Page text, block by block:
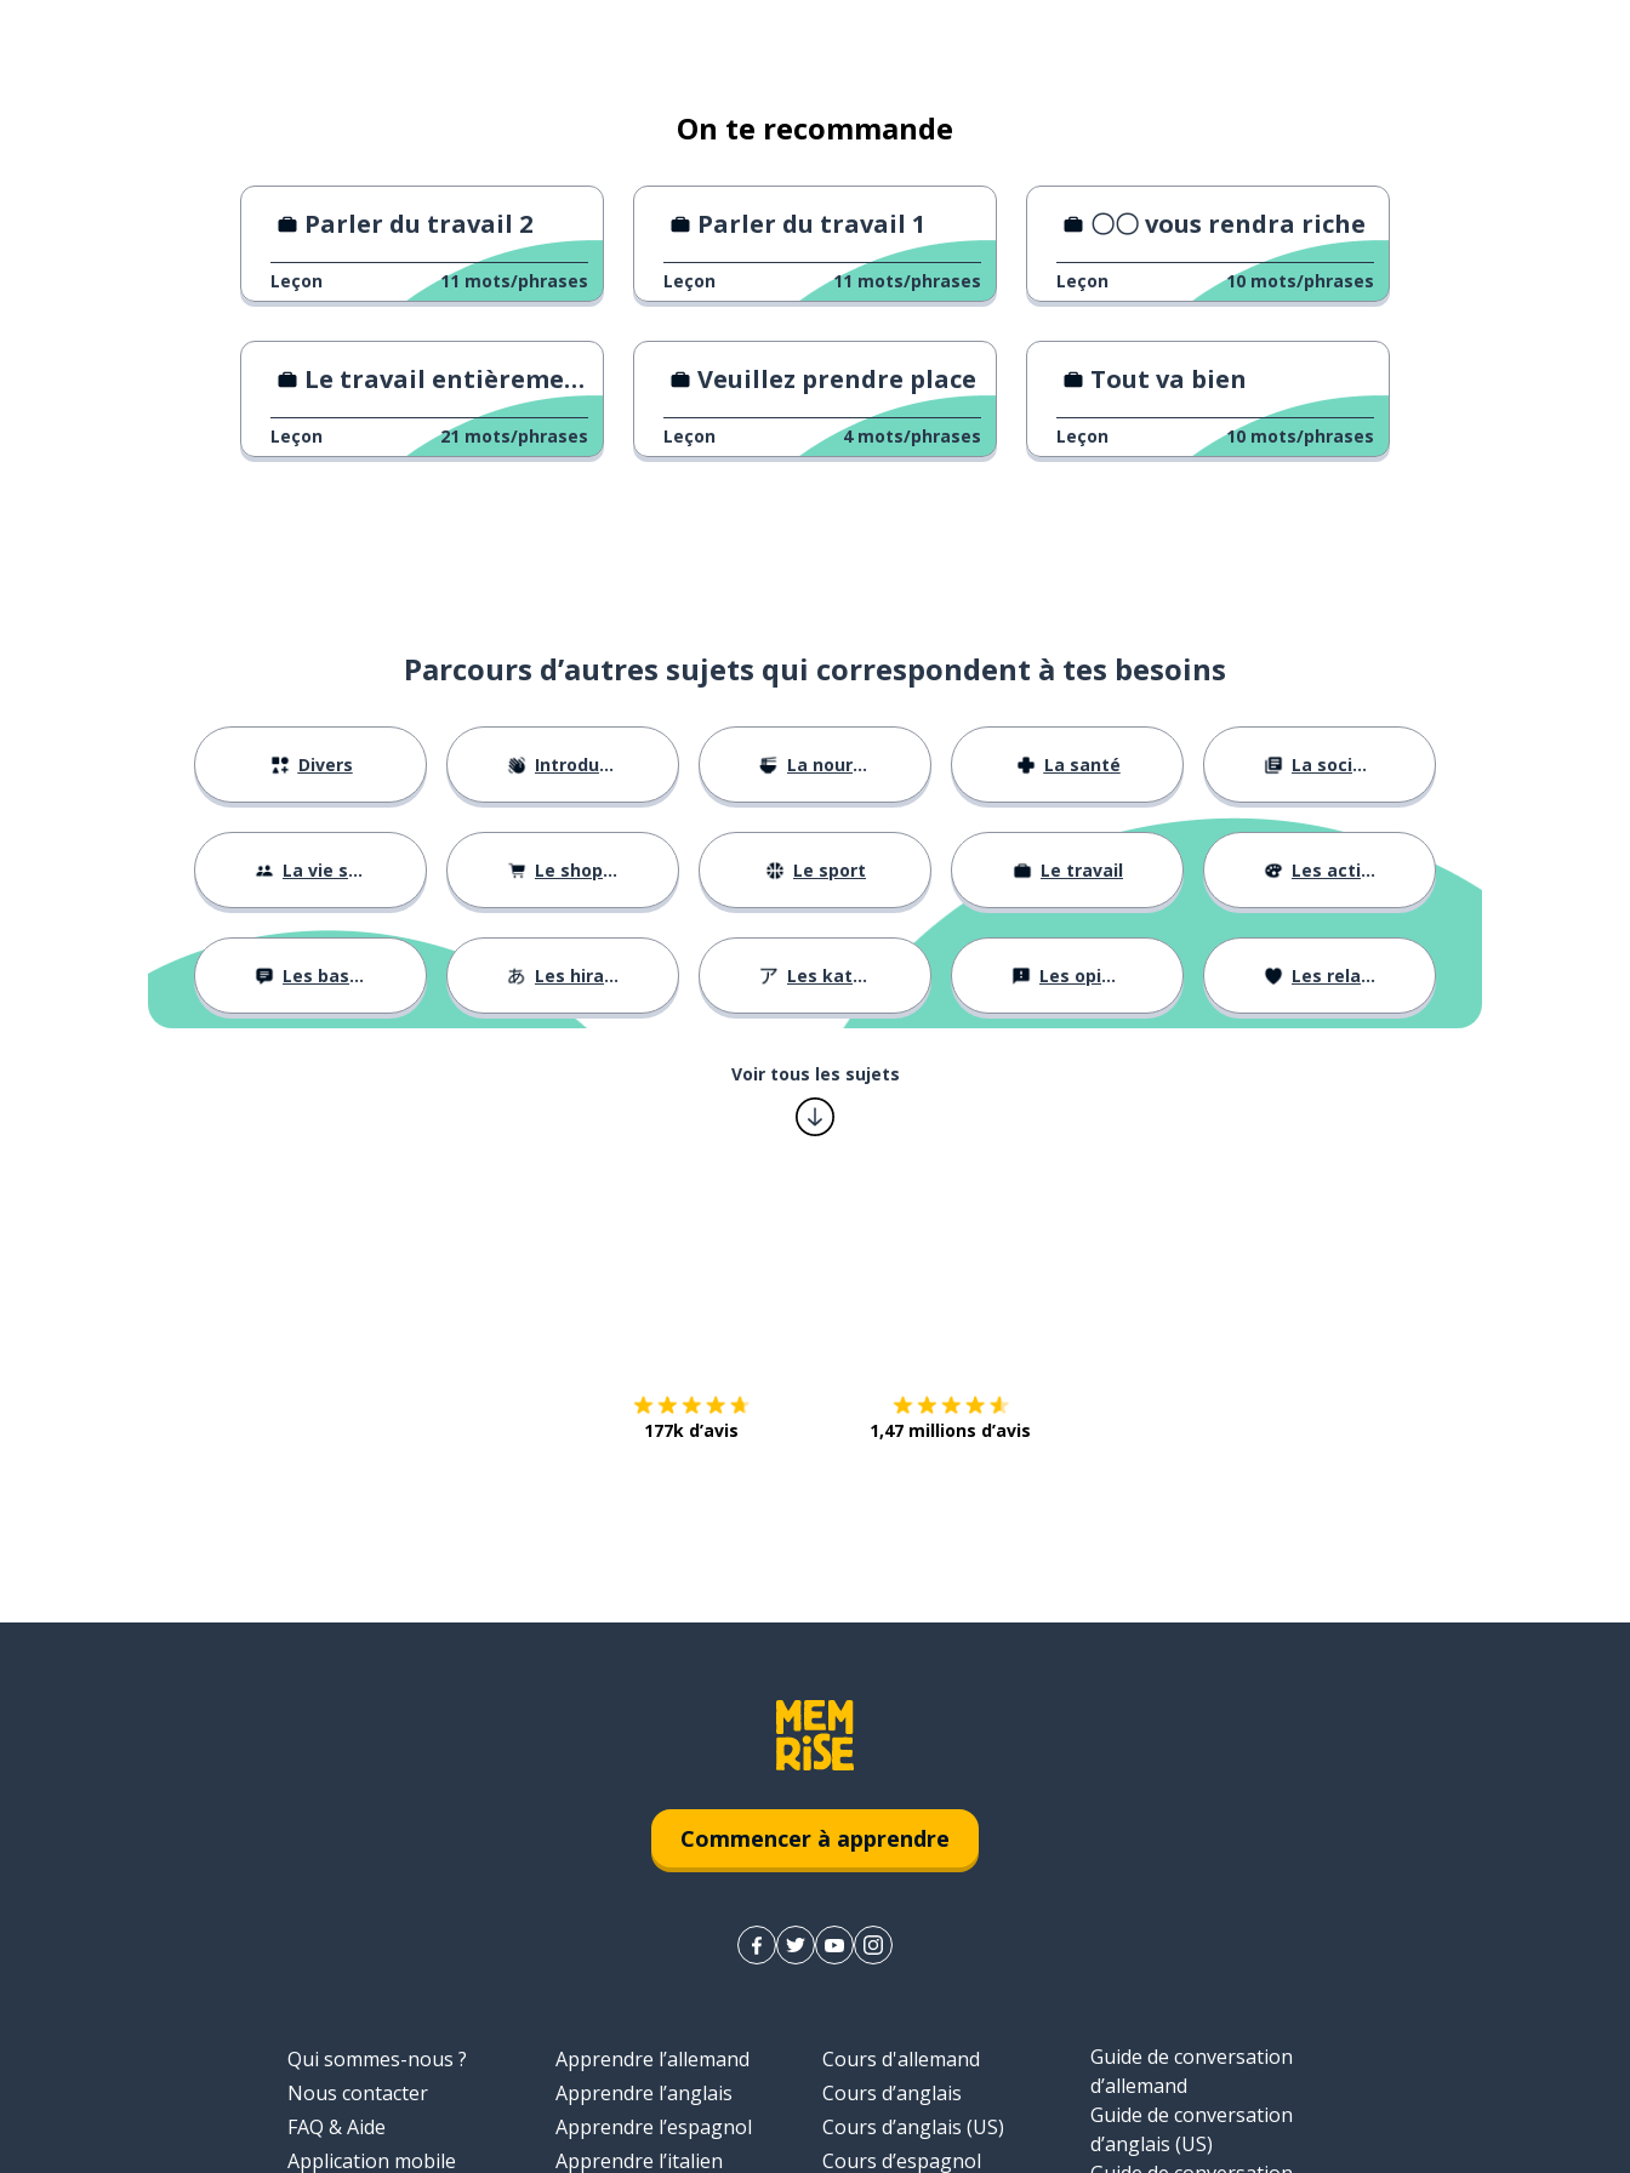
On te recommande
Parler du travail 2
Leçon 11 mots/phrases
Parler du travail 1
Leçon 11 mots/phrases
〇〇 vous rendra riche
Leçon 10 mots/phrases
Le travail entièrement à distance c'est possible !
Leçon 21 mots/phrases
Veuillez prendre place
Leçon 4 mots/phrases
Tout va bien
Leçon 10 mots/phrases
Parcours d’autres sujets qui correspondent à tes besoins
Divers Introductions La nourriture La santé La société
La vie sociale Le shopping Le sport Le travail Les activités
Les bases Les hiraganas Les katakanas Les opinions Les relations
Voir tous les sujets
177k d’avis 1,47 millions d’avis
Commencer à apprendre
Qui sommes-nous ?
Nous contacter
FAQ & Aide
Application mobile
Apprendre l’allemand
Apprendre l’anglais
Apprendre l’espagnol
Apprendre l’italien
Cours d'allemand
Cours d’anglais
Cours d’anglais (US)
Cours d’espagnol
Guide de conversation
d’allemand
Guide de conversation
d’anglais (US)